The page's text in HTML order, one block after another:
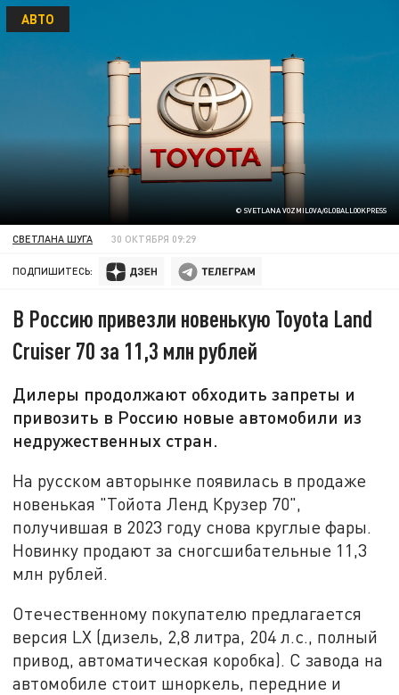
© SVETLANA VOZMILOVA/GLOBALLOOKPRESS
АВТО
СВЕТЛАНА ШУГА 30 ОКТЯБРЯ 09:29
ПОДПИШИТЕСЬ:
В Россию привезли новенькую Toyota Land
Cruiser 70 за 11,3 млн рублей
Дилеры продолжают обходить запреты и
привозить в Россию новые автомобили из
недружественных стран.
На русском авторынке появилась в продаже
новенькая "Тойота Ленд Крузер 70",
получившая в 2023 году снова круглые фары.
Новинку продают за сногсшибательные 11,3
млн рублей.
Отечественному покупателю предлагается
версия LХ (дизель, 2,8 литра, 204 л.с., полный
привод, автоматическая коробка). С завода на
автомобиле стоит шноркель, передние и